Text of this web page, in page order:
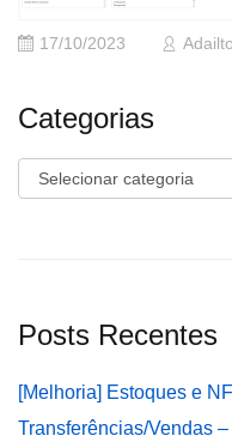
17/10/2023
Categorias
Categorias
Posts Recentes
[Melhoria] Estoques e
Transferências/Vendas